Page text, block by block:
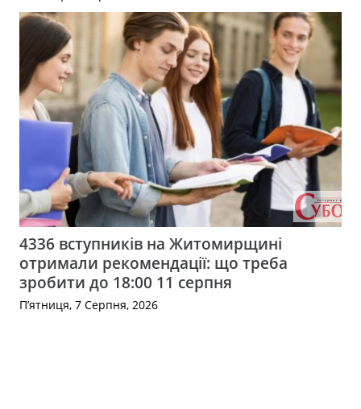
4336 вступників на Житомирщині
отримали рекомендації: що треба
зробити до 18:00 11 серпня
П’ятниця, 7 Серпня, 2026